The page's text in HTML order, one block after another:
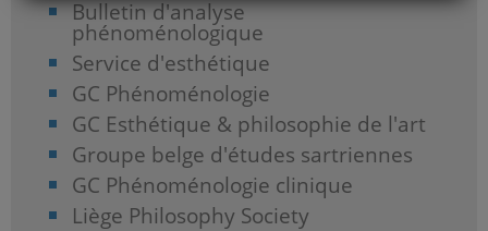
Bulletin d'analyse
phénoménologique
Service d'esthétique
GC Phénoménologie
GC Esthétique & philosophie de l'art
Groupe belge d'études sartriennes
GC Phénoménologie clinique
Liège Philosophy Society